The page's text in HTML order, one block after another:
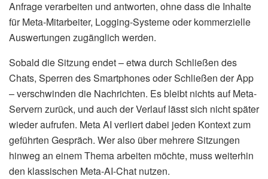
Anfrage verarbeiten und antworten, ohne dass die Inhalte
für Meta-Mitarbeiter, Logging-Systeme oder kommerzielle
Auswertungen zugänglich werden.
Sobald die Sitzung endet – etwa durch Schließen des
Chats, Sperren des Smartphones oder Schließen der App
– verschwinden die Nachrichten. Es bleibt nichts auf Meta-
Servern zurück, und auch der Verlauf lässt sich nicht später
wieder aufrufen. Meta AI verliert dabei jeden Kontext zum
geführten Gespräch. Wer also über mehrere Sitzungen
hinweg an einem Thema arbeiten möchte, muss weiterhin
den klassischen Meta-AI-Chat nutzen.